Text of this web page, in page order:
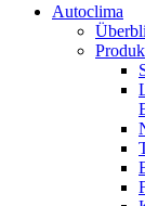
Autoclima